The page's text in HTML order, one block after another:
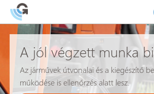
A jól végzett munka
Az járművek útvonalai és a kiegészítő
működése is ellenőrzés alatt lesz.